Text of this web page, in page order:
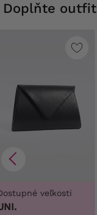
Doplňte outfit
veľkosti